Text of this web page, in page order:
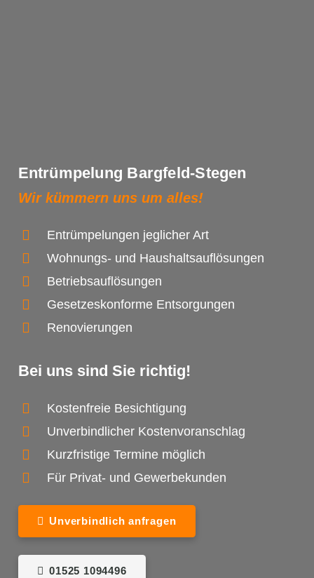
Entrümpelung Bargfeld-Stegen
Wir kümmern uns um alles!
Entrümpelungen jeglicher Art
Wohnungs- und Haushaltsauflösungen
Betriebsauflösungen
Gesetzeskonforme Entsorgungen
Renovierungen
Bei uns sind Sie richtig!
Kostenfreie Besichtigung
Unverbindlicher Kostenvoranschlag
Kurzfristige Termine möglich
Für Privat- und Gewerbekunden
Unverbindlich anfragen
01525 1094496